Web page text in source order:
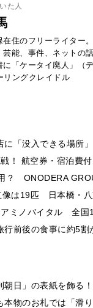
た人
在住のフリーライター
芸能、事件、ネットの
に「ケータイ廃人」（
リングクレイドル
に「没入できる場所
！ 航空券・宿泊費
？ ONODERA
像は19匹 日本橋・
ミノバイタル 全国
行前後の食事に約5
日」の表紙を飾る
物のお札では「滑